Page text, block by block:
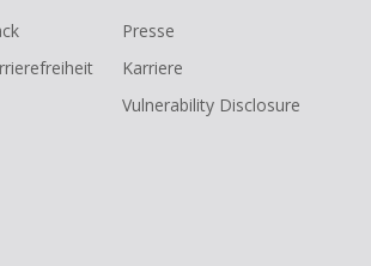
Presse
Karriere
Vulnerability Disclosure